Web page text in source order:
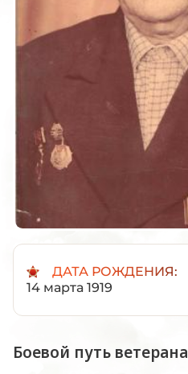
ДАТА РОЖДЕНИЯ:
14 марта 1919
Боевой путь ветерана